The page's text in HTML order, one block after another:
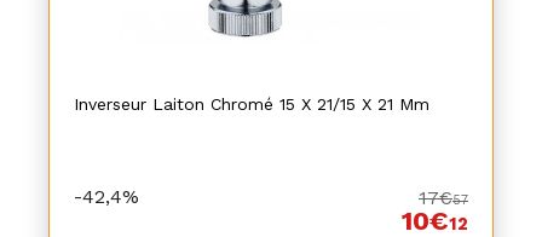
Inverseur Laiton Chromé 15 X 21/15 X 21 Mm
-42,4% 17€57
10€12